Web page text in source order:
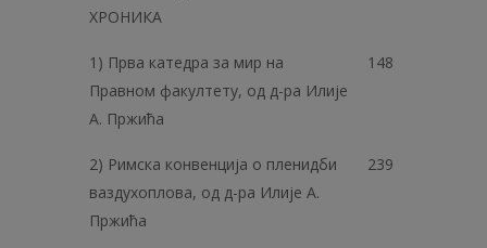
ХРОНИКА
1) Прва катедра за мир на
Правном факултету, од д-ра Илије
А. Пржића
148
2) Римска конвенција о пленидби
ваздухоплова, од д-ра Илије А.
Пржића
239